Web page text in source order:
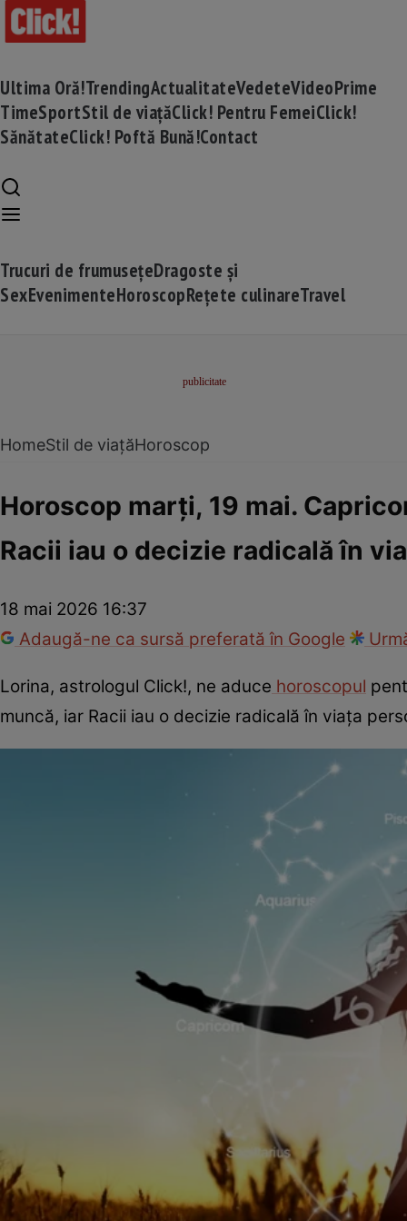
Ultima Oră!TrendingActualitateVedeteVideoPrime
TimeSportStil de viațăClick! Pentru FemeiClick!
SănătateClick! Poftă Bună!Contact
Trucuri de frumusețeDragoste și
SexEvenimenteHoroscopRețete culinareTravel
HomeStil de viațăHoroscop
Horoscop marți, 19 mai.
Racii iau o decizie radicală în
18 mai 2026 16:37
Adaugă-ne ca sursă preferată în Google
Lorina, astrologul Click!, ne aduce horoscopul
muncă, iar Racii iau o decizie radicală în viața